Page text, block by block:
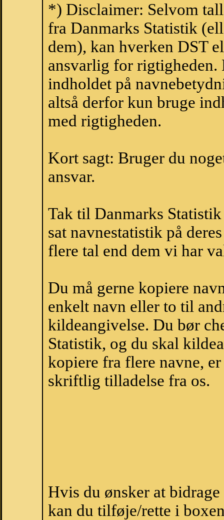
*) Disclaimer: Selvom
fra Danmarks Statistik
dem), kan hverken DST
ansvarlig for
indholdet på
altså derfor kun bruge
med rigtigheden.
Kort sagt: Bruger du
ansvar.
Tak til Danmarks
sat navnestatistik på
flere tal end dem vi har
Du må gerne kopiere
enkelt navn eller to til
kildeangivelse. Du bør
Statistik, og du skal
kopiere fra flere navne,
skriftlig tilladelse fra os.
Hvis du ønsker at
kan du tilføje/rette i